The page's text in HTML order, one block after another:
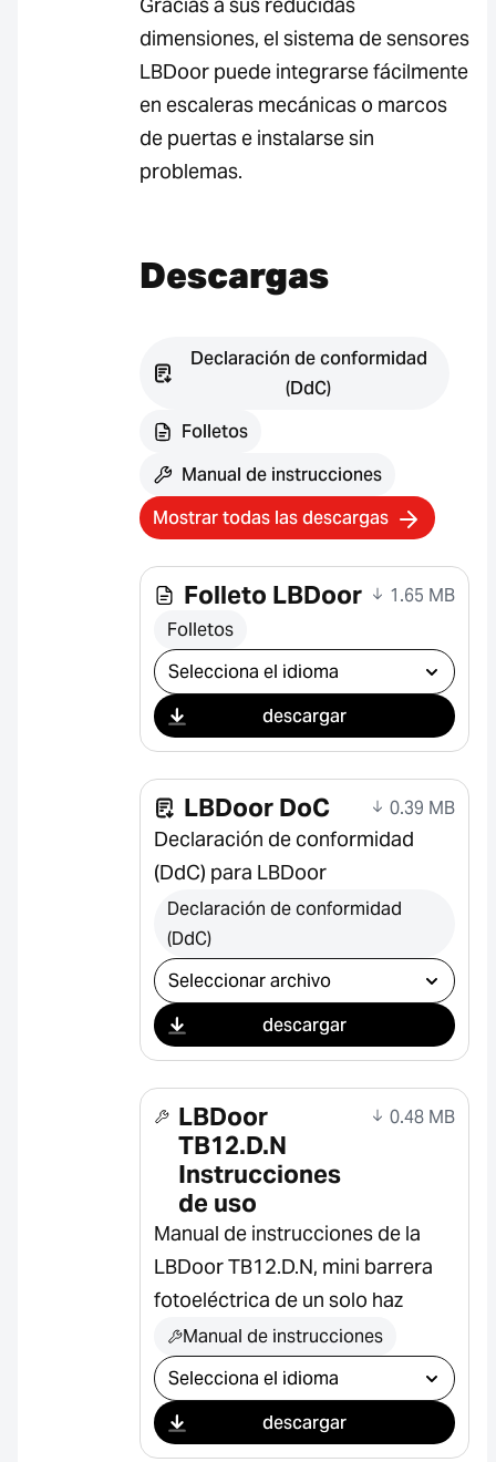
Gracias a sus reducidas
dimensiones, el sistema de sensores
LBDoor puede integrarse fácilmente
en escaleras mecánicas o marcos
de puertas e instalarse sin
problemas.
Descargas
Declaración de conformidad
(DdC)
Folletos
Manual de instrucciones
Mostrar todas las descargas
Folleto LBDoor
1.65 MB
Folletos
Seleccionar descarga
descargar
LBDoor DoC 0.39 MB
Declaración de conformidad
(DdC) para LBDoor
Declaración de conformidad
(DdC)
Seleccionar descarga
descargar
LBDoor
TB12.D.N
Instrucciones
de uso
0.48 MB
Manual de instrucciones de la
LBDoor TB12.D.N, mini barrera
fotoeléctrica de un solo haz
Manual de instrucciones
Seleccionar descarga
descargar